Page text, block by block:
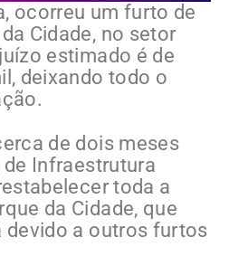
ocorreu um furto de
Cidade, no setor
estimado é de
deixando todo o
de dois meses
Infraestrutura
toda a
da Cidade, que
devido a outros furtos